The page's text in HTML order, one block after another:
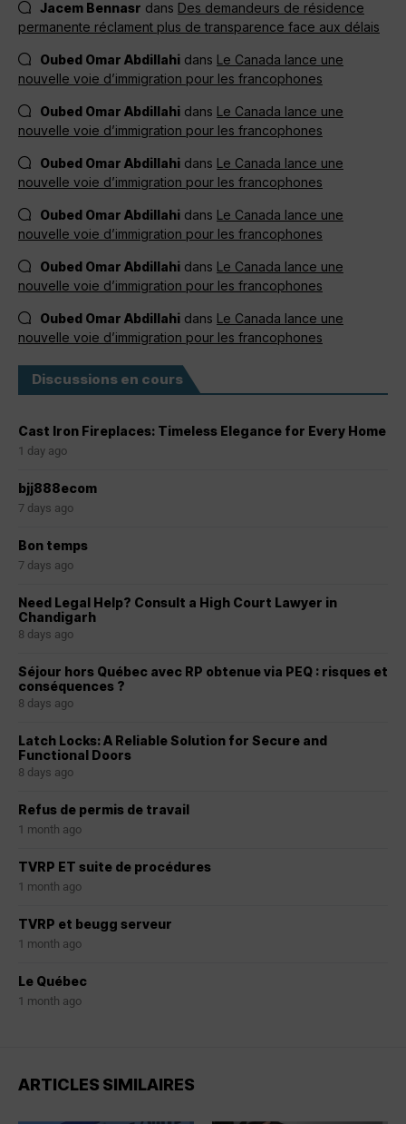
Jacem Bennasr dans Des demandeurs de résidence
permanente réclament plus de transparence face aux délais
Oubed Omar Abdillahi dans Le Canada lance une
nouvelle voie d’immigration pour les francophones
Oubed Omar Abdillahi dans Le Canada lance une
nouvelle voie d’immigration pour les francophones
Oubed Omar Abdillahi dans Le Canada lance une
nouvelle voie d’immigration pour les francophones
Oubed Omar Abdillahi dans Le Canada lance une
nouvelle voie d’immigration pour les francophones
Oubed Omar Abdillahi dans Le Canada lance une
nouvelle voie d’immigration pour les francophones
Oubed Omar Abdillahi dans Le Canada lance une
nouvelle voie d’immigration pour les francophones
Discussions en cours
Cast Iron Fireplaces: Timeless Elegance for Every Home
1 day ago
bjj888ecom
7 days ago
Bon temps
7 days ago
Need Legal Help? Consult a High Court Lawyer in
Chandigarh
8 days ago
Séjour hors Québec avec RP obtenue via PEQ : risques et
conséquences ?
8 days ago
Latch Locks: A Reliable Solution for Secure and
Functional Doors
8 days ago
Refus de permis de travail
1 month ago
TVRP ET suite de procédures
1 month ago
TVRP et beugg serveur
1 month ago
Le Québec
1 month ago
ARTICLES SIMILAIRES